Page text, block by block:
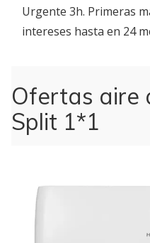
Urgente 3h. Primeras
intereses hasta en 24
Ofertas aire
Split 1*1